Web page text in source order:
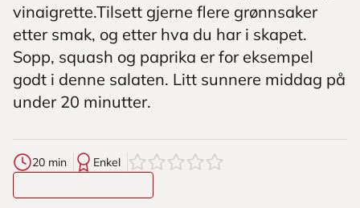
vinaigrette.Tilsett gjerne flere grønnsaker
etter smak, og etter hva du har i skapet.
Sopp, squash og paprika er for eksempel
godt i denne salaten. Litt sunnere middag på
under 20 minutter.
20 min Enkel 0av5stjerner